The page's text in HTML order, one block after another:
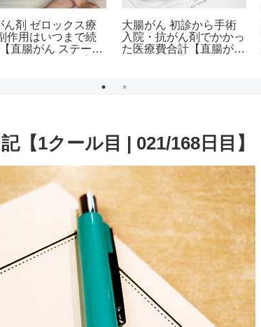
ん剤 ゼロックス療
作用はいつまで続
直腸がん ステージ
大腸がん 初診から手術
入院・抗がん剤でかかっ
た医療費合計【直腸がん
【1クール目 | 021/168日目】